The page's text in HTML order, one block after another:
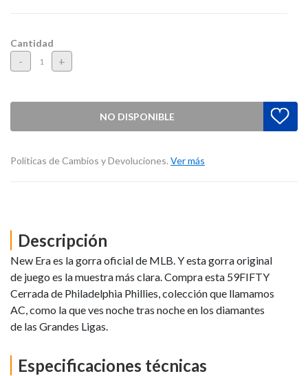
Cantidad
- +
NO DISPONIBLE
Políticas de Cambios y Devoluciones. Ver más
Descripción
New Era es la gorra oficial de MLB. Y esta gorra original
de juego es la muestra más clara. Compra esta 59FIFTY
Cerrada de Philadelphia Phillies, colección que llamamos
AC, como la que ves noche tras noche en los diamantes
de las Grandes Ligas.
Especificaciones técnicas